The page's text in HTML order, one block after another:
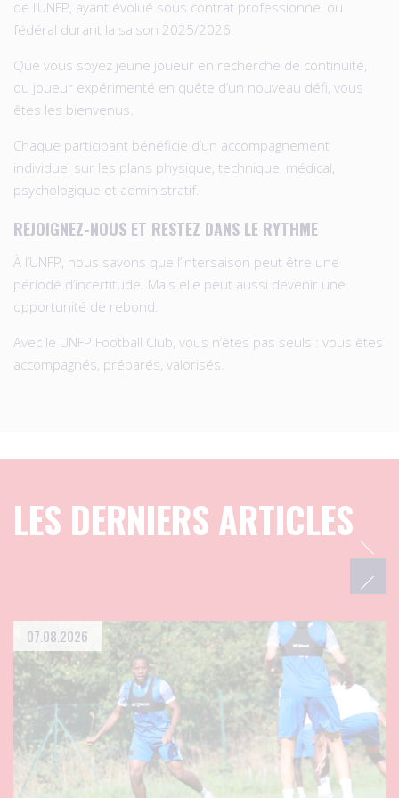
de l’UNFP, ayant évolué sous contrat professionnel ou
fédéral durant la saison 2025/2026.
Que vous soyez jeune joueur en recherche de continuité,
ou joueur expérimenté en quête d’un nouveau défi, vous
êtes les bienvenus.
Chaque participant bénéficie d’un accompagnement
individuel sur les plans physique, technique, médical,
psychologique et administratif.
REJOIGNEZ-NOUS ET RESTEZ DANS LE RYTHME
À l’UNFP, nous savons que l’intersaison peut être une
période d’incertitude. Mais elle peut aussi devenir une
opportunité de rebond.
Avec le UNFP Football Club, vous n’êtes pas seuls : vous êtes
accompagnés, préparés, valorisés.
LES DERNIERS ARTICLES
07.08.2026